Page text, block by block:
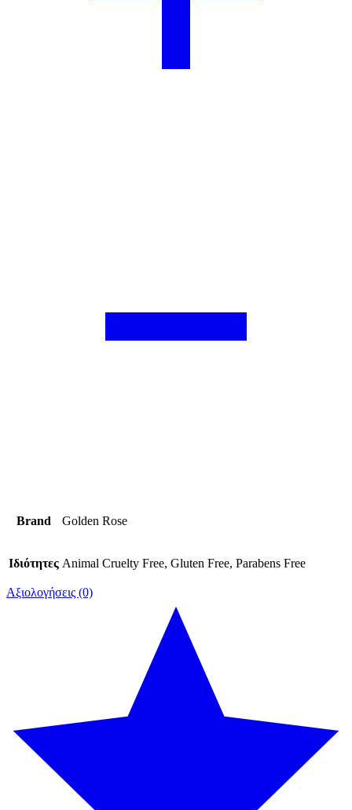
Brand Golden Rose
Ιδιότητες Animal Cruelty Free, Gluten Free, Parabens Free
Αξιολογήσεις (0)